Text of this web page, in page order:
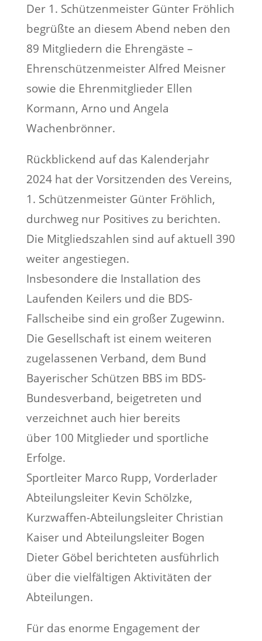
Der 1. Schützenmeister Günter Fröhlich
begrüßte an diesem Abend neben den
89 Mitgliedern die Ehrengäste –
Ehrenschützenmeister Alfred Meisner
sowie die Ehrenmitglieder Ellen
Kormann, Arno und Angela
Wachenbrönner.
Rückblickend auf das Kalenderjahr
2024 hat der Vorsitzenden des Vereins,
1. Schützenmeister Günter Fröhlich,
durchweg nur Positives zu berichten.
Die Mitgliedszahlen sind auf aktuell 390
weiter angestiegen.
Insbesondere die Installation des
Laufenden Keilers und die BDS-
Fallscheibe sind ein großer Zugewinn.
Die Gesellschaft ist einem weiteren
zugelassenen Verband, dem Bund
Bayerischer Schützen BBS im BDS-
Bundesverband, beigetreten und
verzeichnet auch hier bereits
über 100 Mitglieder und sportliche
Erfolge.
Sportleiter Marco Rupp, Vorderlader
Abteilungsleiter Kevin Schölzke,
Kurzwaffen-Abteilungsleiter Christian
Kaiser und Abteilungsleiter Bogen
Dieter Göbel berichteten ausführlich
über die vielfältigen Aktivitäten der
Abteilungen.
Für das enorme Engagement der